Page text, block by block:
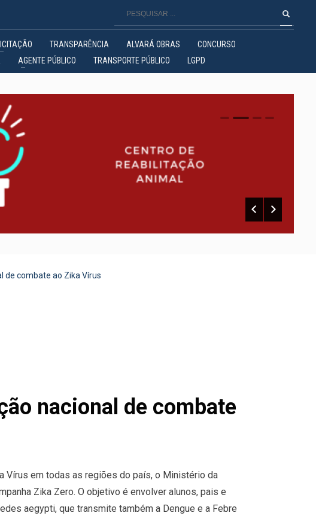
TRANSPARÊNCIA ALVARÁ OBRAS
CONCURSO
AGENTE PÚBLICO TRANSPORTE PÚBLICO LGPD
0 1 2
de combate ao Zika Vírus
nacional de combate
Vírus em todas as regiões do país, o Ministério da
Zika Zero. O objetivo é envolver alunos, pais e
aegypti, que transmite também a Dengue e a Febre